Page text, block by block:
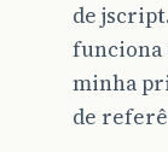
de
funciona
minha
de